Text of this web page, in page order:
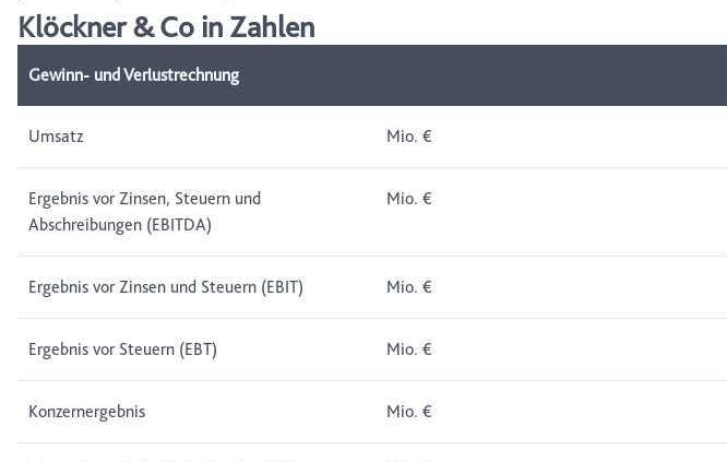
Klöckner & Co in Zahlen
Gewinn- und Verlustrechnung
Umsatz Mio. €
Ergebnis vor Zinsen, Steuern und
Abschreibungen (EBITDA)
Mio. €
Ergebnis vor Zinsen und Steuern (EBIT) Mio. €
Ergebnis vor Steuern (EBT) Mio. €
Konzernergebnis Mio. €